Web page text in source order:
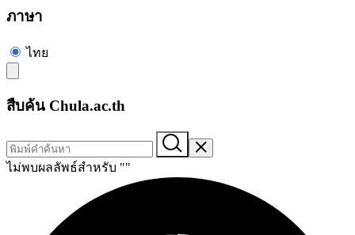
ภาษา
ไทย
สืบค้น Chula.ac.th
ไม่พบผลลัพธ์สำหรับ ""